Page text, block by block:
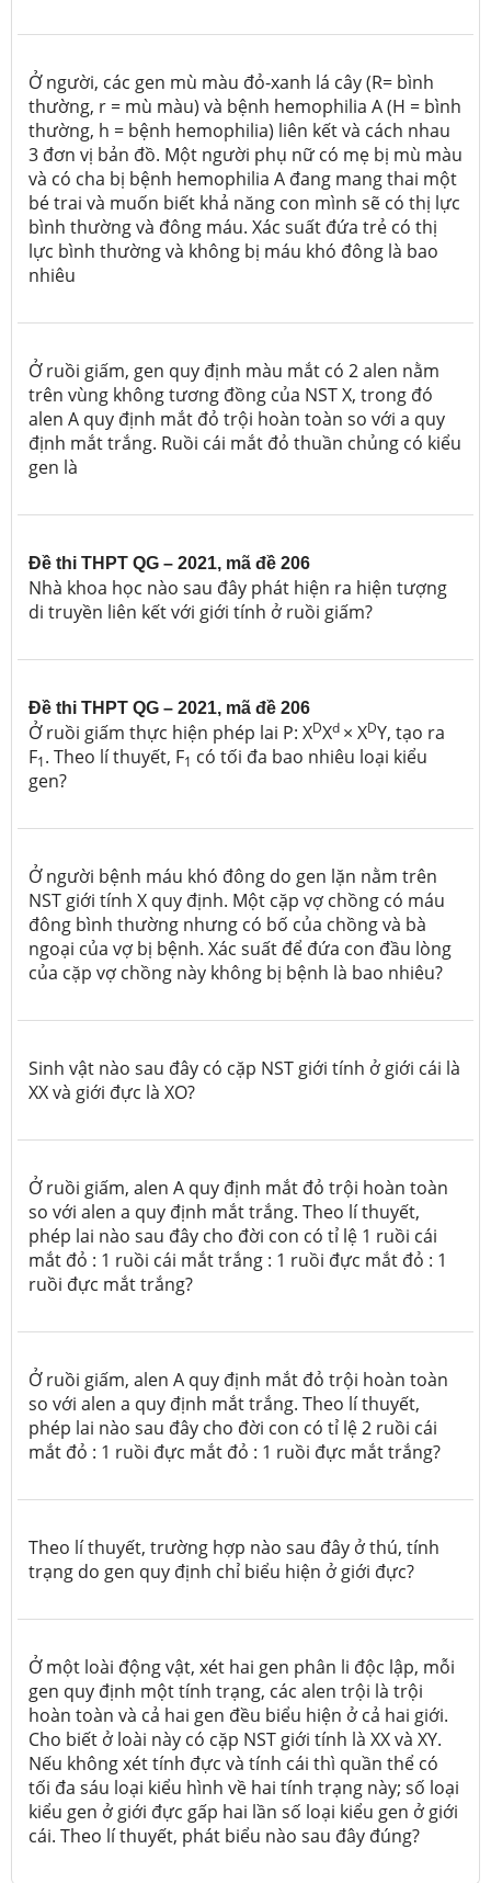
Ở người, các gen mù màu đỏ-xanh lá cây (R= bình
thường, r = mù màu) và bệnh hemophilia A (H = bình
thường, h = bệnh hemophilia) liên kết và cách nhau
3 đơn vị bản đồ. Một người phụ nữ có mẹ bị mù màu
và có cha bị bệnh hemophilia A đang mang thai một
bé trai và muốn biết khả năng con mình sẽ có thị lực
bình thường và đông máu. Xác suất đứa trẻ có thị
lực bình thường và không bị máu khó đông là bao
nhiêu
Ở ruồi giấm, gen quy định màu mắt có 2 alen nằm
trên vùng không tương đồng của NST X, trong đó
alen A quy định mắt đỏ trội hoàn toàn so với a quy
định mắt trắng. Ruồi cái mắt đỏ thuần chủng có kiểu
gen là
Đề thi THPT QG – 2021, mã đề 206
Nhà khoa học nào sau đây phát hiện ra hiện tượng
di truyền liên kết với giới tính ở ruồi giấm?
Đề thi THPT QG – 2021, mã đề 206
Ở ruồi giấm thực hiện phép lai P: XDXd × XDY, tạo ra
F1. Theo lí thuyết, F1 có tối đa bao nhiêu loại kiểu
gen?
Ở người bệnh máu khó đông do gen lặn nằm trên
NST giới tính X quy định. Một cặp vợ chồng có máu
đông bình thường nhưng có bố của chồng và bà
ngoại của vợ bị bệnh. Xác suất để đứa con đầu lòng
của cặp vợ chồng này không bị bệnh là bao nhiêu?
Sinh vật nào sau đây có cặp NST giới tính ở giới cái là
XX và giới đực là XO?
Ở ruồi giấm, alen A quy định mắt đỏ trội hoàn toàn
so với alen a quy định mắt trắng. Theo lí thuyết,
phép lai nào sau đây cho đời con có tỉ lệ 1 ruồi cái
mắt đỏ : 1 ruồi cái mắt trắng : 1 ruồi đực mắt đỏ : 1
ruồi đực mắt trắng?
Ở ruồi giấm, alen A quy định mắt đỏ trội hoàn toàn
so với alen a quy định mắt trắng. Theo lí thuyết,
phép lai nào sau đây cho đời con có tỉ lệ 2 ruồi cái
mắt đỏ : 1 ruồi đực mắt đỏ : 1 ruồi đực mắt trắng?
Theo lí thuyết, trường hợp nào sau đây ở thú, tính
trạng do gen quy định chỉ biểu hiện ở giới đực?
Ở một loài động vật, xét hai gen phân li độc lập, mỗi
gen quy định một tính trạng, các alen trội là trội
hoàn toàn và cả hai gen đều biểu hiện ở cả hai giới.
Cho biết ở loài này có cặp NST giới tính là XX và XY.
Nếu không xét tính đực và tính cái thì quần thể có
tối đa sáu loại kiểu hình về hai tính trạng này; số loại
kiểu gen ở giới đực gấp hai lần số loại kiểu gen ở giới
cái. Theo lí thuyết, phát biểu nào sau đây đúng?